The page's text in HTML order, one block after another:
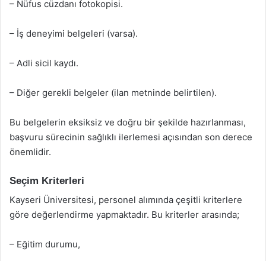
– Nüfus cüzdanı fotokopisi.
– İş deneyimi belgeleri (varsa).
– Adli sicil kaydı.
– Diğer gerekli belgeler (ilan metninde belirtilen).
Bu belgelerin eksiksiz ve doğru bir şekilde hazırlanması,
başvuru sürecinin sağlıklı ilerlemesi açısından son derece
önemlidir.
Seçim Kriterleri
Kayseri Üniversitesi, personel alımında çeşitli kriterlere
göre değerlendirme yapmaktadır. Bu kriterler arasında;
– Eğitim durumu,